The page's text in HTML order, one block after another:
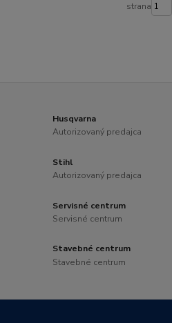
strana
Husqvarna
Autorizovaný predajca
Stihl
Autorizovaný predajca
Servisné centrum
Servisné centrum
Stavebné centrum
Stavebné centrum